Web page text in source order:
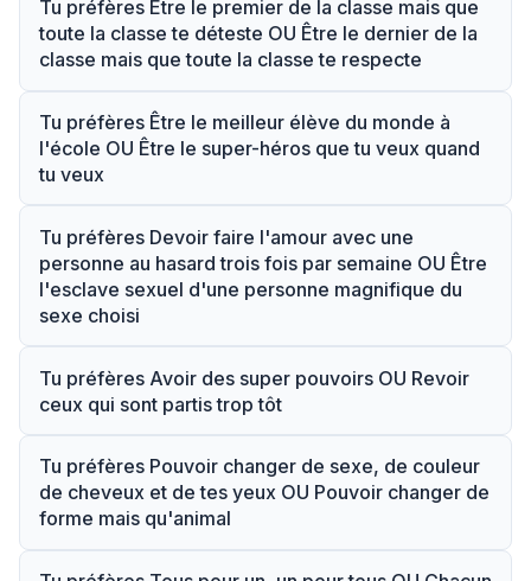
Tu préfères Être le premier de la classe mais que
toute la classe te déteste OU Être le dernier de la
classe mais que toute la classe te respecte
Tu préfères Être le meilleur élève du monde à
l'école OU Être le super-héros que tu veux quand
tu veux
Tu préfères Devoir faire l'amour avec une
personne au hasard trois fois par semaine OU Être
l'esclave sexuel d'une personne magnifique du
sexe choisi
Tu préfères Avoir des super pouvoirs OU Revoir
ceux qui sont partis trop tôt
Tu préfères Pouvoir changer de sexe, de couleur
de cheveux et de tes yeux OU Pouvoir changer de
forme mais qu'animal